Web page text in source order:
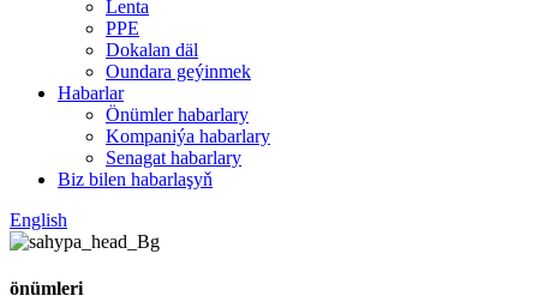
Lenta
PPE
Dokalan däl
Oundara geýinmek
Habarlar
Önümler habarlary
Kompaniýa habarlary
Senagat habarlary
Biz bilen habarlaşyň
English
önümleri